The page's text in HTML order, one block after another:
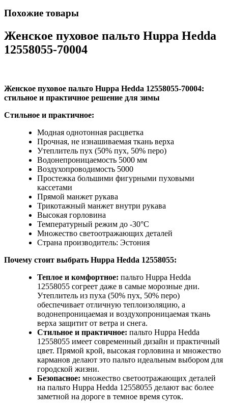
Похожие товары
Женское пуховое пальто Huppa Hedda
12558055-70004
Женское пуховое пальто Huppa Hedda 12558055-70004:
стильное и практичное решение для зимы
Стильное и практичное:
Модная однотонная расцветка
Прочная, не изнашиваемая ткань верха
Утеплитель пух (50% пух, 50% перо)
Водонепроницаемость 5000 мм
Воздухопроводимость 5000
Простежка большими фигурными пуховыми
кассетами
Прямой манжет рукава
Трикотажный манжет внутри рукава
Высокая горловина
Температурный режим до -30°C
Множество светоотражающих деталей
Страна производитель: Эстония
Почему стоит выбрать Huppa Hedda 12558055:
Теплое и комфортное: пальто Huppa Hedda
12558055 согреет даже в самые морозные дни.
Утеплитель из пуха (50% пух, 50% перо)
обеспечивает отличную теплоизоляцию, а
водонепроницаемая и воздухопроницаемая ткань
верха защитит от ветра и снега.
Стильное и практичное: пальто Huppa Hedda
12558055 имеет современный дизайн и практичный
цвет. Прямой крой, высокая горловина и множество
карманов делают это пальто идеальным выбором для
городской жизни.
Безопасное: множество светоотражающих деталей
на пальто Huppa Hedda 12558055 делают вас более
заметной на дороге в темное время суток.